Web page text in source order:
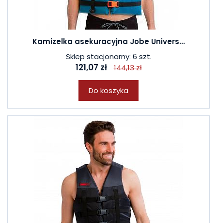
Kamizelka asekuracyjna Jobe Univers...
Sklep stacjonarny: 6 szt.
121,07 zł 144,13 zł
Do koszyka